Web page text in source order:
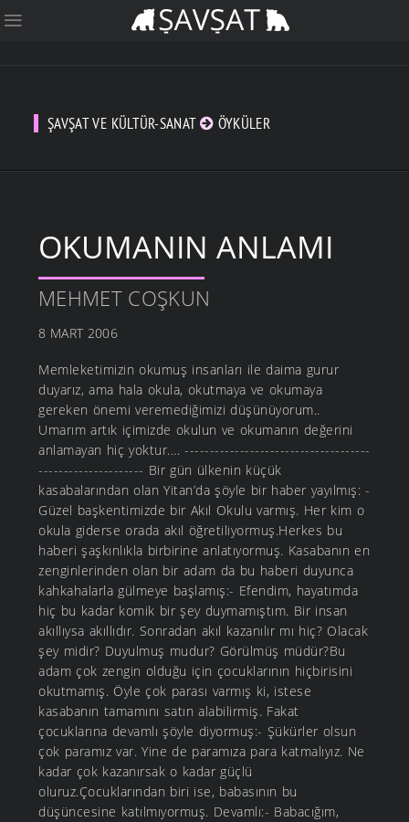
ŞAVŞAT VE KÜLTÜR-SANAT ÖYKÜLER
OKUMANIN ANLAMI
MEHMET COŞKUN
8 MART 2006
Memleketimizin okumuş insanları ile daima gurur
duyarız, ama hala okula, okutmaya ve okumaya
gereken önemi veremediğimizi düşünüyorum..
Umarım artık içimizde okulun ve okumanın değerini
anlamayan hiç yoktur.... -------------------------------------
--------------------- Bir gün ülkenin küçük
kasabalarından olan Yitan’da şöyle bir haber yayılmış: -
Güzel başkentimizde bir Akıl Okulu varmış. Her kim o
okula giderse orada akıl öğretiliyormuş.Herkes bu
haberi şaşkınlıkla birbirine anlatıyormuş. Kasabanın en
zenginlerinden olan bir adam da bu haberi duyunca
kahkahalarla gülmeye başlamış:- Efendim, hayatımda
hiç bu kadar komik bir şey duymamıştım. Bir insan
akıllıysa akıllıdır. Sonradan akıl kazanılır mı hiç? Olacak
şey midir? Duyulmuş mudur? Görülmüş müdür?Bu
adam çok zengin olduğu için çocuklarının hiçbirisini
okutmamış. Öyle çok parası varmış ki, istese
kasabanın tamamını satın alabilirmiş. Fakat
çocuklarına devamlı şöyle diyormuş:- Şükürler olsun
çok paramız var. Yine de paramıza para katmalıyız. Ne
kadar çok kazanırsak o kadar güçlü
oluruz.Çocuklarından biri ise, babasının bu
düşüncesine katılmıyormuş. Devamlı:- Babacığım,